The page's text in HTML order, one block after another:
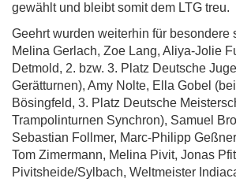
gewählt und bleibt somit dem LTG treu.
Geehrt wurden weiterhin für besondere
Melina Gerlach, Zoe Lang, Aliya-Jolie
Detmold, 2. bzw. 3. Platz Deutsche
Gerätturnen), Amy Nolte, Ella Gobel
Bösingfeld, 3. Platz Deutsche
Trampolinturnen Synchron), Samuel
Sebastian Follmer, Marc-Philipp
Tom Zimermann, Melina Pivit, Jonas
Pivitsheide/Sylbach, Weltmeister